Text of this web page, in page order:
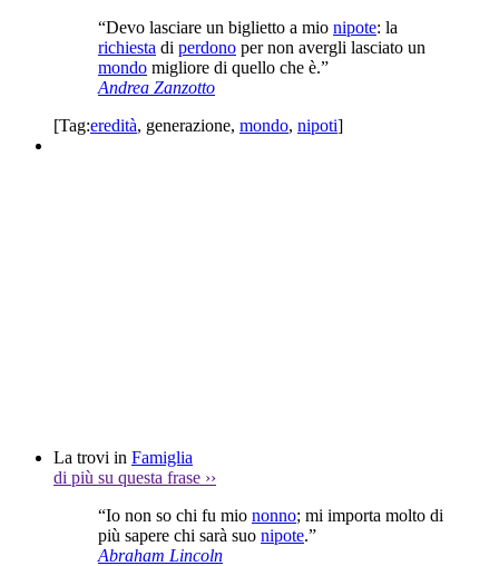
“Devo lasciare un biglietto a mio nipote: la
richiesta di perdono per non avergli lasciato un
mondo migliore di quello che è.”
Andrea Zanzotto
[Tag:eredità, generazione, mondo, nipoti]
La trovi in Famiglia
di più su questa frase ››
“Io non so chi fu mio nonno; mi importa molto di
più sapere chi sarà suo nipote.”
Abraham Lincoln